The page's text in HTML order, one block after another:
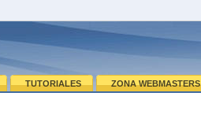
TUTORIALES ZONA WEBMASTERS